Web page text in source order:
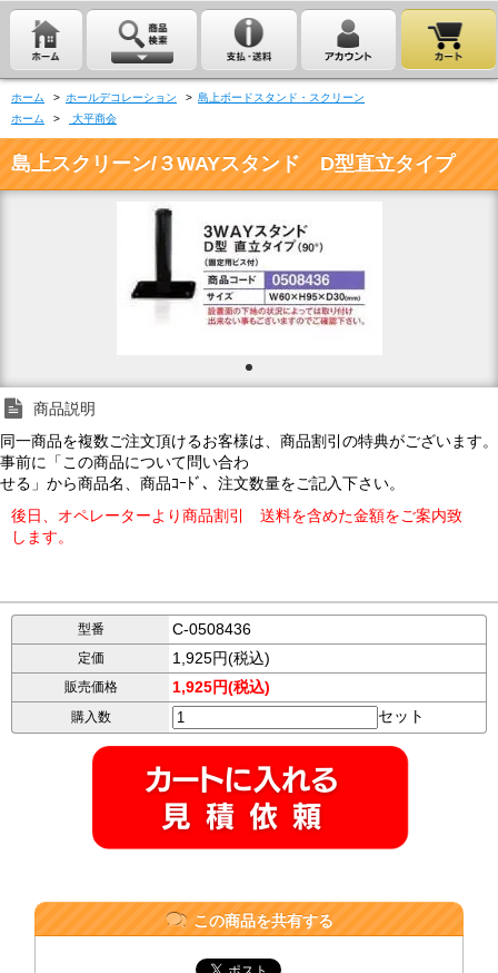
ホーム > ホールデコレーション > 島上ボードスタンド・スクリーン
ホーム
> 大平商会
島上スクリーン/３WAYスタンド D型直立タイプ
商品説明
同一商品を複数ご注文頂けるお客様は、商品割引の特典がございます。
事前に「この商品について問い合わ
せる」から商品名、商品ｺｰﾄﾞ、注文数量をご記入下さい。
後日、オペレーターより商品割引 送料を含めた金額をご案内致
します。
型番 C-0508436
定価 1,925円(税込)
販売価格 1,925円(税込)
購入数 セット
この商品を共有する